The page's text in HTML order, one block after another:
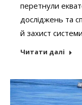
перетнули
досліджень та
й захист
Читати далі